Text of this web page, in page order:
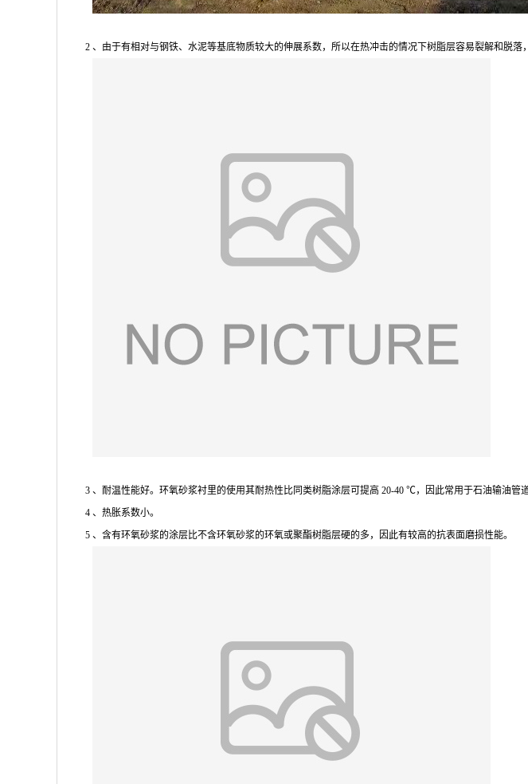
2 、由于有相对与钢铁、水泥等基底物质较大的伸展系数，所以在热冲击的情况下树脂层容易裂解和脱落
3 、耐温性能好。环氧砂浆衬里的使用其耐热性比同类树脂涂层可提高 20-40 ℃，因此常用于石油输油管
4 、热胀系数小。
5 、含有环氧砂浆的涂层比不含环氧砂浆的环氧或聚酯树脂层硬的多，因此有较高的抗表面磨损性能。